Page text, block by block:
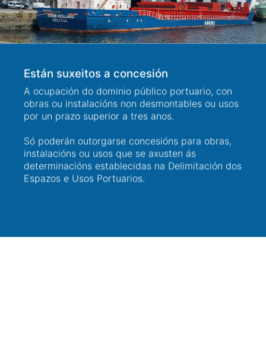
Están suxeitos a concesión
A ocupación do dominio público portuario, con
obras ou instalacións non desmontables ou usos
por un prazo superior a tres anos.
Só poderán outorgarse concesións para obras,
instalacións ou usos que se axusten ás
determinacións establecidas na Delimitación dos
Espazos e Usos Portuarios.